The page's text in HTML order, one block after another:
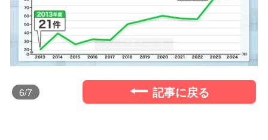
6/7 記事に戻る